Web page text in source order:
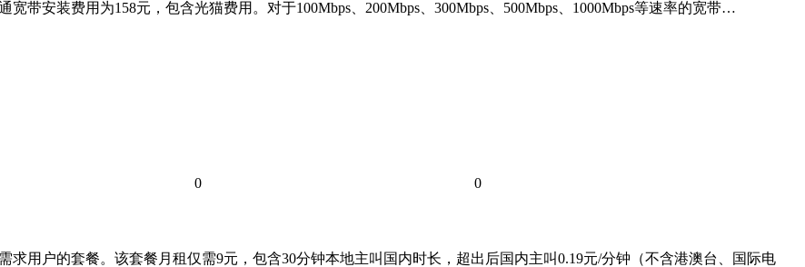
带安装费用为158元，包含光猫费用。对于100Mbps、200Mbps、300Mbps、500Mbps、1000Mbps等速率的宽带…
0 0
用户的套餐。该套餐月租仅需9元，包含30分钟本地主叫国内时长，超出后国内主叫0.19元/分钟（不含港澳台、国际电